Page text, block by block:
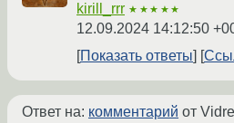
kirill_rrr ★★★★★
12.09.2024 14:12:50
Показать ответы
Ответ на: комментарий от